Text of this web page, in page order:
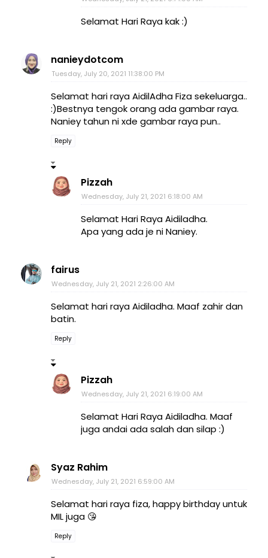
Selamat Hari Raya kak :)
nanieydotcom
Tuesday, July 20, 2021 11:38:00 PM
Selamat hari raya AidilAdha Fiza sekeluarga..
:)Bestnya tengok orang ada gambar raya.
Naniey tahun ni xde gambar raya pun..
Reply
Pizzah
Wednesday, July 21, 2021 6:18:00 AM
Selamat Hari Raya Aidiladha.
Apa yang ada je ni Naniey.
fairus
Wednesday, July 21, 2021 2:26:00 AM
Selamat hari raya Aidiladha. Maaf zahir dan
batin.
Reply
Pizzah
Wednesday, July 21, 2021 6:19:00 AM
Selamat Hari Raya Aidiladha. Maaf
juga andai ada salah dan silap :)
Syaz Rahim
Wednesday, July 21, 2021 6:59:00 AM
Selamat hari raya fiza, happy birthday untuk
MIL juga 😘
Reply